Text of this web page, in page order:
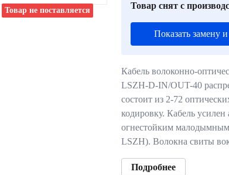
Товар не поставляется Товар снят с
Показать замену
Кабель волоконно-
LSZH-D-IN/OUT-40
состоит из 2-72
кодировку. Кабель
огнестойким
LSZH). Волокна свиты
Подробнее